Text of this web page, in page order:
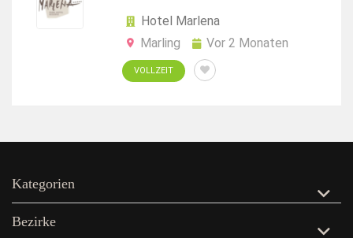
Hotel Marlena
Marling
Vor 2 Monaten
VOLLZEIT
Kategorien
Bezirke